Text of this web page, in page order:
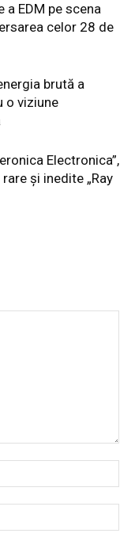
a EDM pe scena
celor 28 de
brută a
o viziune
Electronica”,
și inedite „Ray